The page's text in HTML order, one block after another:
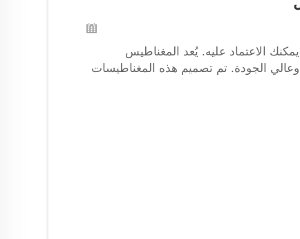
الاعتماد عليه. يُعد المغناطيس
الجودة. تم تصميم هذه المغناطيسات